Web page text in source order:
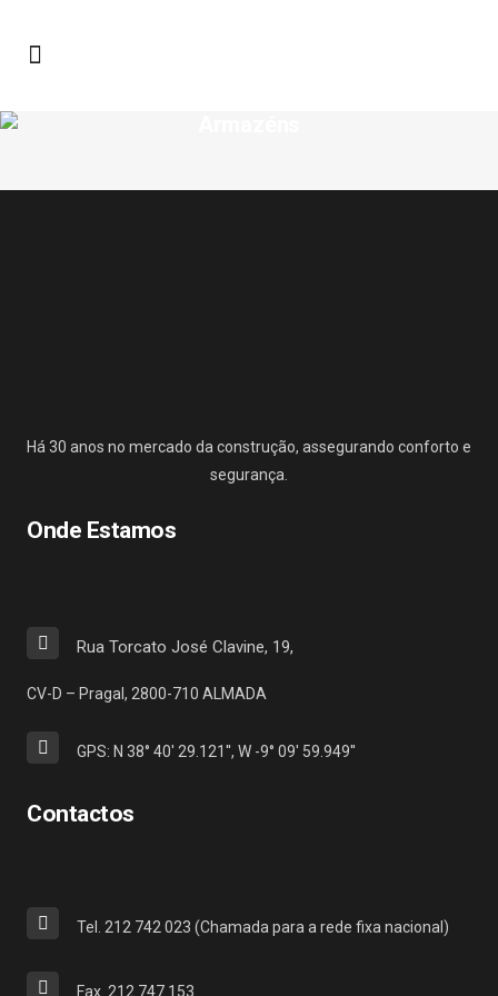
Há 30 anos no mercado da construção, assegurando conforto e
segurança.
Onde Estamos
Rua Torcato José Clavine, 19,
CV-D – Pragal, 2800-710 ALMADA
GPS: N 38° 40' 29.121'', W -9° 09' 59.949''
Contactos
Tel. 212 742 023 (Chamada para a rede fixa nacional)
Fax. 212 747 153